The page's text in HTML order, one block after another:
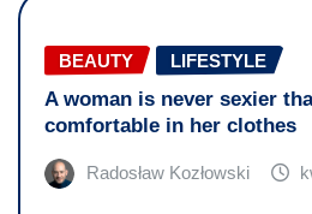
BEAUTY LIFESTYLE
A woman is never sexier
comfortable in her clothes
Radosław Kozłowski